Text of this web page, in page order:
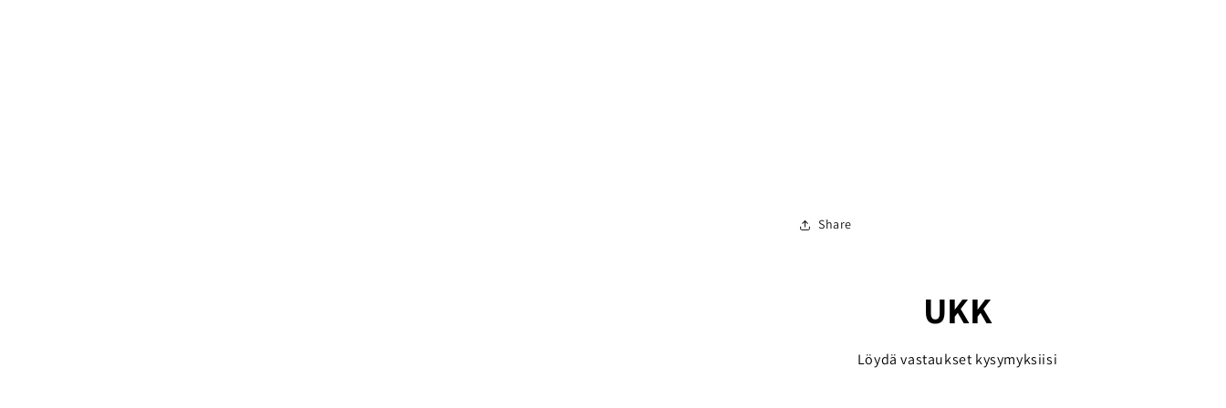
Share
UKK
Löydä vastaukset kysymyksiisi